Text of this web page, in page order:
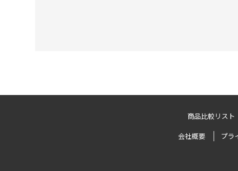
商品比較リスト
会社概要 プラ